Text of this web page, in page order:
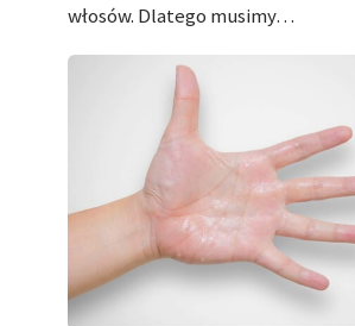
włosów. Dlatego musimy…